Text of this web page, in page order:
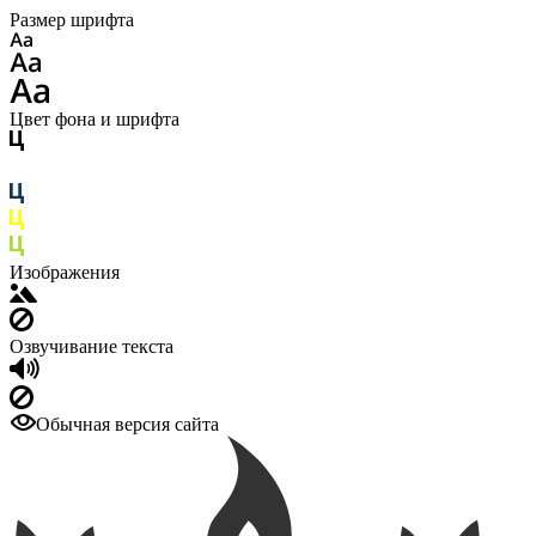
Размер шрифта
Цвет фона и шрифта
Изображения
Озвучивание текста
Обычная версия сайта